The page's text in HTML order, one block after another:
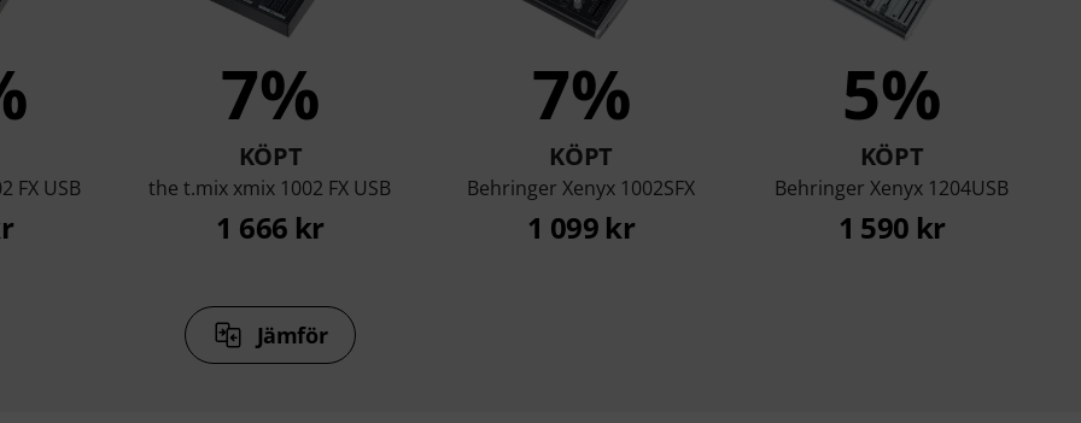
FX USB
7%
KÖPT
the t.mix xmix 1002 FX USB
1 666 kr
7%
KÖPT
Behringer Xenyx 1002SFX
1 099 kr
5%
KÖPT
Behringer Xenyx 1204USB
1 590 kr
Jämför